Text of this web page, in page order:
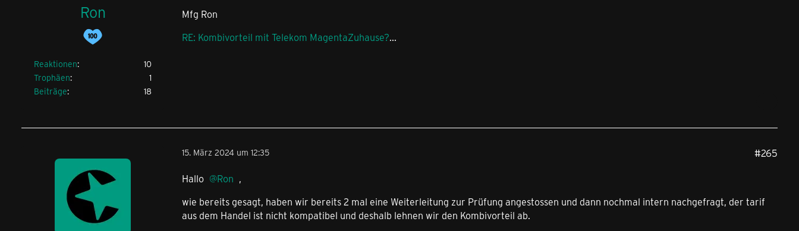
Ron
Reaktionen
10
Trophäen
1
Beiträge
18
Mfg Ron
RE: Kombivorteil mit Telekom MagentaZuhause?...
15. März 2024 um 12:35 #265
Hallo Ron ,
wie bereits gesagt, haben wir bereits 2 mal eine Weiterleitung zur Prüfung angestossen und dann nochmal intern nachgefragt, der tarif
aus dem Handel ist nicht kompatibel und deshalb lehnen wir den Kombivorteil ab.